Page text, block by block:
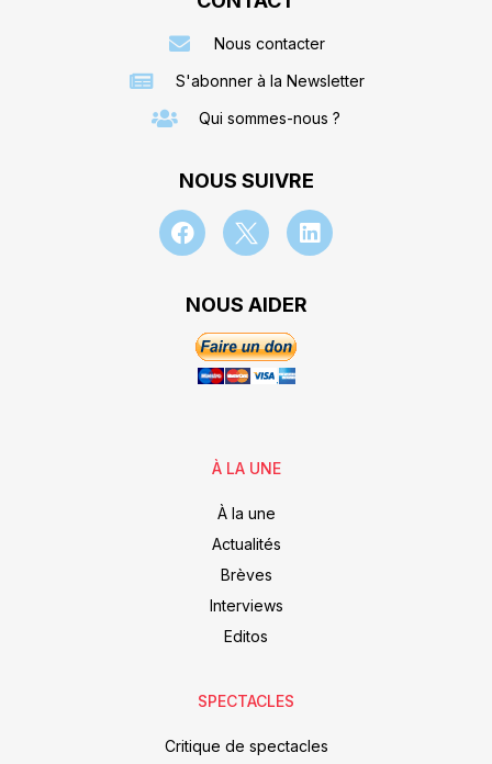
Nous contacter
S'abonner à la Newsletter
Qui sommes-nous ?
NOUS SUIVRE
NOUS AIDER
À LA UNE
À la une
Actualités
Brèves
Interviews
Editos
SPECTACLES
Critique de spectacles